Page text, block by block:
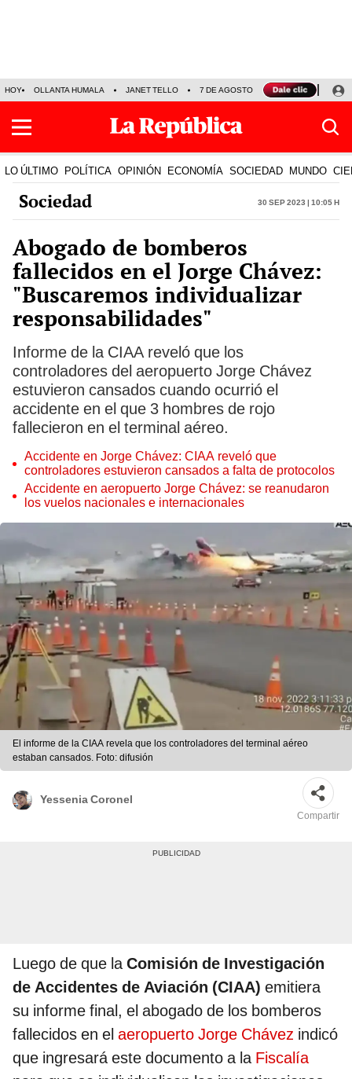
HOY OLLANTA HUMALA JANET TELLO 7 DE AGOSTO TINKA RESULTADOS
LO ÚLTIMO POLÍTICA OPINIÓN ECONOMÍA SOCIEDAD MUNDO
Sociedad 30 Sep 2023 | 10:05 h
Abogado de bomberos
fallecidos en el Jorge Chávez:
"Buscaremos individualizar
responsabilidades"
Informe de la CIAA reveló que los
controladores del aeropuerto Jorge Chávez
estuvieron cansados cuando ocurrió el
accidente en el que 3 hombres de rojo
fallecieron en el terminal aéreo.
Accidente en Jorge Chávez: CIAA reveló que
controladores estuvieron cansados a falta de protocolos
Accidente en aeropuerto Jorge Chávez: se reanudaron
los vuelos nacionales e internacionales
El informe de la CIAA revela que los controladores del terminal aéreo
estaban cansados. Foto: difusión
Yessenia Coronel
Compartir
Luego de que laComisión de Investigación
de Accidentes de Aviación (CIAA) emitiera
su informe final, el abogado de los bomberos
fallecidos en el aeropuerto Jorge Chávez indicó
que ingresará este documento a la Fiscalía